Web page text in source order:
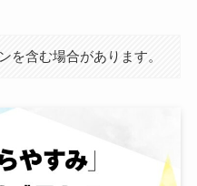
を含む場合があります。